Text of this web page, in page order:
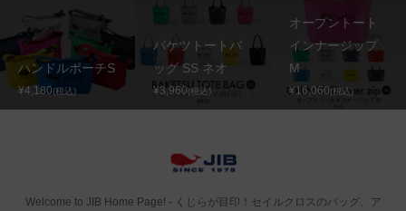
ハンドルポーチS
¥4,180(税込)
バケツトートバ
ッグ SS ネオ
¥3,960(税込)
オープントート
インナージップ
M
¥16,060(税込)
Welcome to JIB Home Page! ‐ くじらが目印！セイルクロスのバッグ、ア